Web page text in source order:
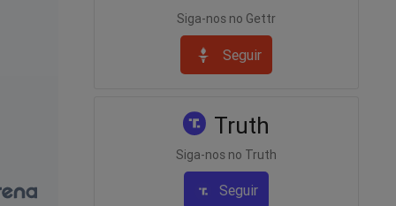
Siga-nos no Gettr
Seguir
Truth
Siga-nos no Truth
Seguir